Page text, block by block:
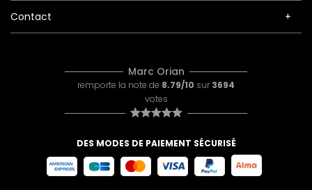
Contact
Marc Orian
remporte la note de 8.79/10 sur 3694
votes
DES MODES DE PAIEMENT SÉCURISÉ